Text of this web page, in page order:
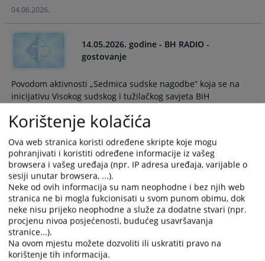
04.06.2026.
14.05.2026. godine - BH RADIO -
gostovanje
Povodom aktivnosti „Sedmica sudske nagodbe“ koja se na
inicijativu Visokog sudskog i tužilačkog savjeta BiH
prvostepenim i drugostepenim sudovima u Bosni i
Hercegovini, predsjednica Okružnog privrednog suda u
Bijeljini, Gužvić Božana, gostovala je na BHR1 programu
uživo, u radio emisiji – „Otvoreni studio“ na temu značaja
sudske nagodbe za stranke u parničnim/privrednim
sporovima.
14.05.2026.
NOVOIMENOVANOG SUDIJE
Korištenje kolačića
Ova web stranica koristi određene skripte koje mogu
pohranjivati i koristiti određene informacije iz vašeg
browsera i vašeg uređaja (npr. IP adresa uređaja, varijable o
sesiji unutar browsera, ...).
Neke od ovih informacija su nam neophodne i bez njih web
stranica ne bi mogla fukcionisati u svom punom obimu, dok
neke nisu prijeko neophodne a služe za dodatne stvari (npr.
procjenu nivoa posjećenosti, budućeg usavršavanja
stranice...).
Na ovom mjestu možete dozvoliti ili uskratiti pravo na
korištenje tih informacija.